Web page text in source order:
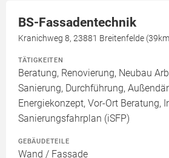
BS-Fassadentechnik
Kranichweg 8, 23881 Breitenfelde
TÄTIGKEITEN
Beratung, Renovierung, Neubau
Sanierung, Durchführung,
Energiekonzept, Vor-Ort Beratung,
Sanierungsfahrplan (iSFP)
GEBÄUDETEILE
Wand / Fassade